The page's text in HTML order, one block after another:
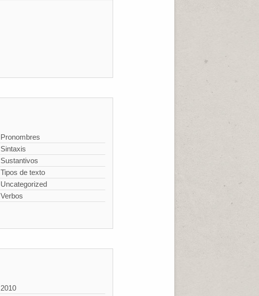
Pronombres
Sintaxis
Sustantivos
Tipos de texto
Uncategorized
Verbos
2010